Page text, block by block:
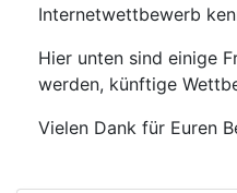
Internetwettbewerb
Hier unten sind einige
werden, künftige
Vielen Dank für Euren